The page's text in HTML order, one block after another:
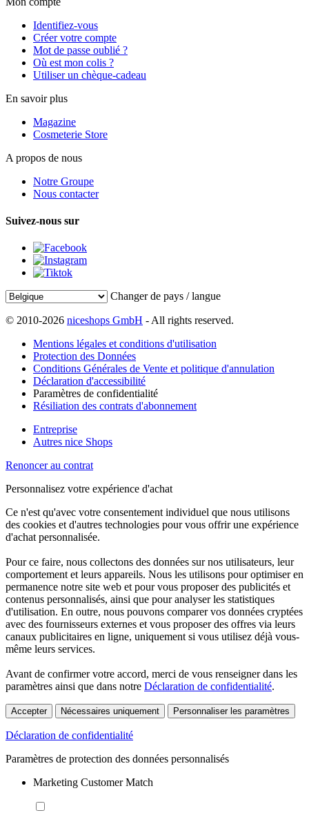
Identifiez-vous
Créer votre compte
Mot de passe oublié ?
Où est mon colis ?
Utiliser un chèque-cadeau
En savoir plus
Magazine
Cosmeterie Store
A propos de nous
Notre Groupe
Nous contacter
Suivez-nous sur
Changer de pays / langue
© 2010-2026 niceshops GmbH - All rights reserved.
Mentions légales et conditions d'utilisation
Protection des Données
Conditions Générales de Vente et politique d'annulation
Déclaration d'accessibilité
Paramètres de confidentialité
Résiliation des contrats d'abonnement
Entreprise
Autres nice Shops
Renoncer au contrat
Personnalisez votre expérience d'achat
Ce n'est qu'avec votre consentement individuel que nous utilisons
des cookies et d'autres technologies pour vous offrir une expérience
d'achat personnalisée.
Pour ce faire, nous collectons des données sur nos utilisateurs, leur
comportement et leurs appareils. Nous les utilisons pour optimiser en
permanence notre site web et pour vous proposer des publicités et
contenus personnalisés, ainsi que pour analyser les statistiques
d'utilisation. En outre, nous pouvons comparer vos données cryptées
avec des fournisseurs externes et vous proposer des offres via leurs
canaux publicitaires en ligne, uniquement si vous utilisez déjà vous-
même leurs services.
Avant de confirmer votre accord, merci de vous renseigner dans les
paramètres ainsi que dans notre Déclaration de confidentialité.
Accepter Nécessaires uniquement Personnaliser les paramètres
Déclaration de confidentialité
Paramètres de protection des données personnalisés
Marketing Customer Match